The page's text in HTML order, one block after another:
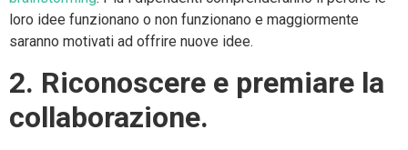
loro idee funzionano o non funzionano e maggiormente
saranno motivati ad offrire nuove idee.
2. Riconoscere e premiare la
collaborazione.